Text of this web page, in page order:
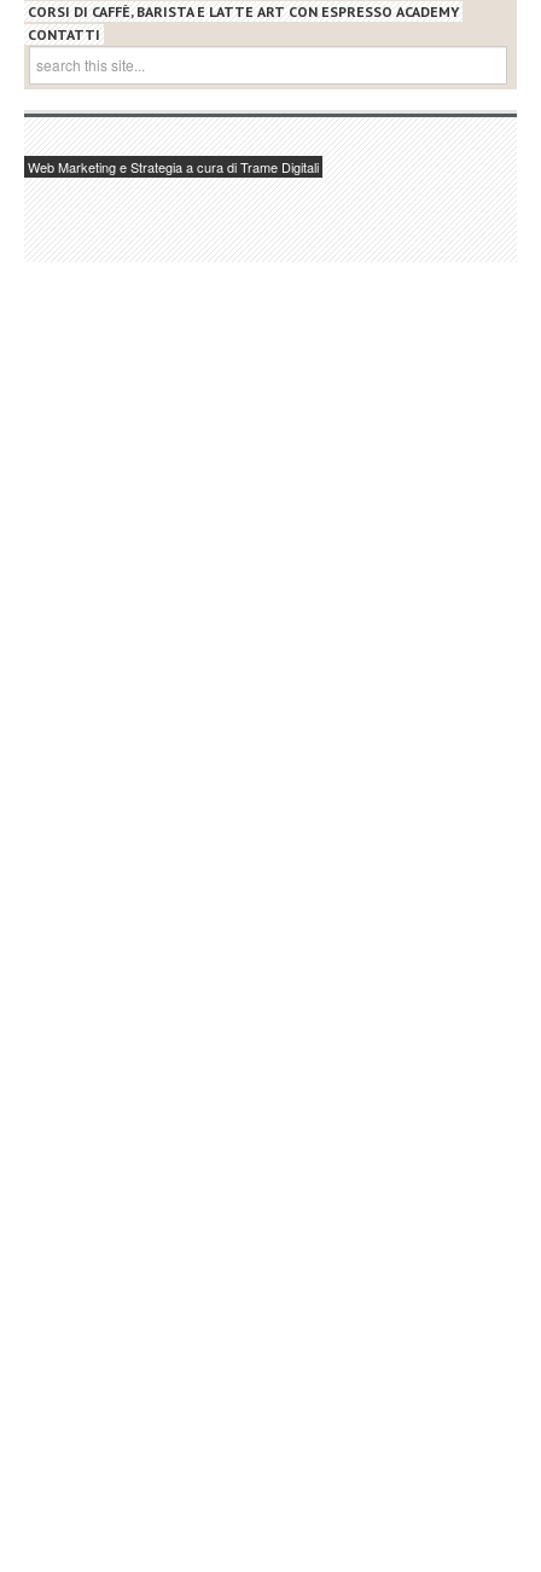
CORSI DI CAFFÈ, BARISTA E LATTE ART CON ESPRESSO ACADEMY
CONTATTI
Web Marketing e Strategia a cura di Trame Digitali